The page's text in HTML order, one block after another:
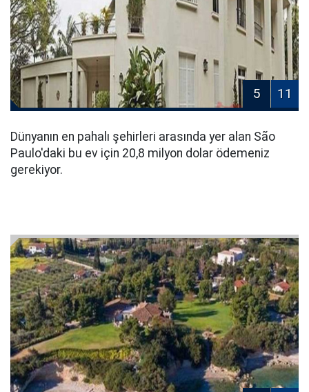
5 11
Dünyanın en pahalı şehirleri arasında yer alan São
Paulo'daki bu ev için 20,8 milyon dolar ödemeniz
gerekiyor.